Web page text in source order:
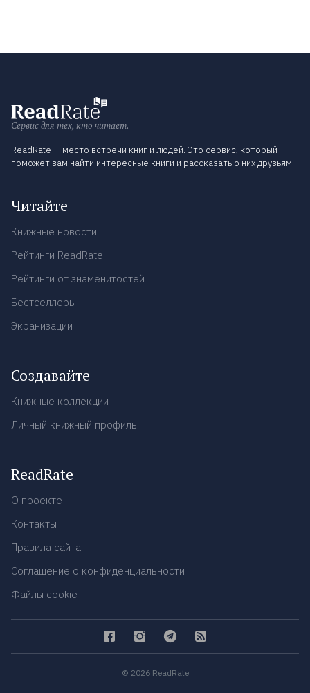
Сервис для тех, кто читает.
ReadRate — место встречи книг и людей. Это сервис, который
поможет вам найти интересные книги и рассказать о них друзьям.
Читайте
Книжные новости
Рейтинги ReadRate
Рейтинги от знаменитостей
Бестселлеры
Экранизации
Создавайте
Книжные коллекции
Личный книжный профиль
ReadRate
О проекте
Контакты
Правила сайта
Соглашение о конфиденциальности
Файлы cookie
© 2026 ReadRate